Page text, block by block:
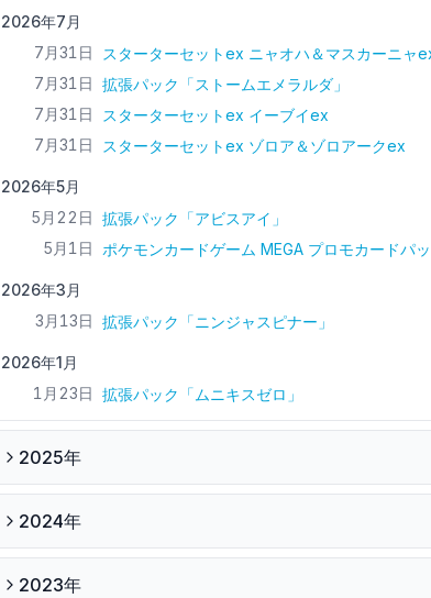
2026年7月
7月31日
スターターセットex ニャオハ＆マスカーニャ
7月31日 拡張パック「ストームエメラルダ」
7月31日
スターターセットex イーブイex
7月31日
スターターセットex ゾロア＆ゾロアークex
2026年5月
5月22日 拡張パック「アビスアイ」
5月1日
ポケモンカードゲーム MEGA プロモカードパ
2026年3月
3月13日 拡張パック「ニンジャスピナー」
2026年1月
1月23日 拡張パック「ムニキスゼロ」
2025年
2024年
2023年